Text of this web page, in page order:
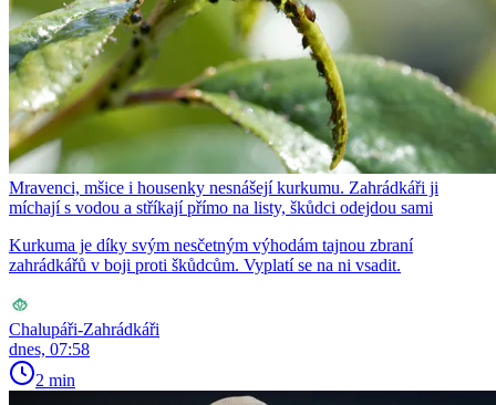
Mravenci, mšice i housenky nesnášejí kurkumu. Zahrádkáři ji
míchají s vodou a stříkají přímo na listy, škůdci odejdou sami
Kurkuma je díky svým nesčetným výhodám tajnou zbraní
zahrádkářů v boji proti škůdcům. Vyplatí se na ni vsadit.
Chalupáři-Zahrádkáři
dnes, 07:58
2 min